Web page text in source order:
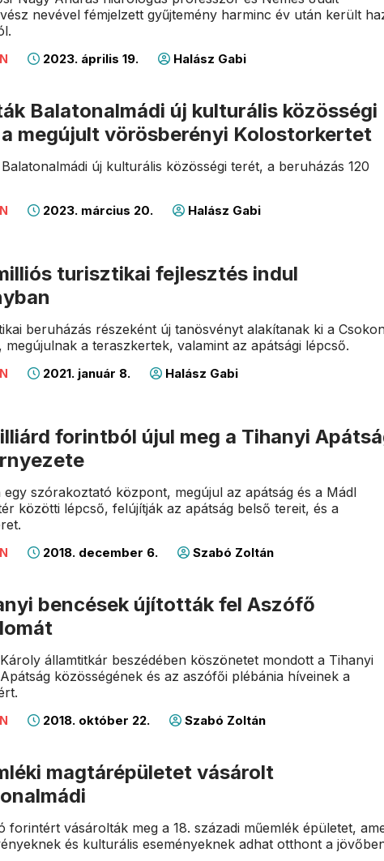
nevével fémjelzett gyűjtemény harminc év után került
2023. április 19. Halász Gabi
Balatonalmádi új kulturális közösségi
megújult vörösberényi Kolostorkertet
új kulturális közösségi terét, a beruházás 120
2023. március 20. Halász Gabi
turisztikai fejlesztés indul
beruházás részeként új tanösvényt alakítanak ki a
megújulnak a teraszkertek, valamint az apátsági lépcső.
2021. január 8. Halász Gabi
forintból újul meg a Tihanyi
egy szórakoztató központ, megújul az apátság és a Mádl
közötti lépcső, felújítják az apátság belső tereit, és a
2018. december 6. Szabó Zoltán
bencések újították fel Aszófő
államtitkár beszédében köszönetet mondott a Tihanyi
közösségének és az aszófői plébánia híveinek a
2018. október 22. Szabó Zoltán
magtárépületet vásárolt
forintért vásárolták meg a 18. századi műemlék épületet,
és kulturális eseményeknek adhat otthont a